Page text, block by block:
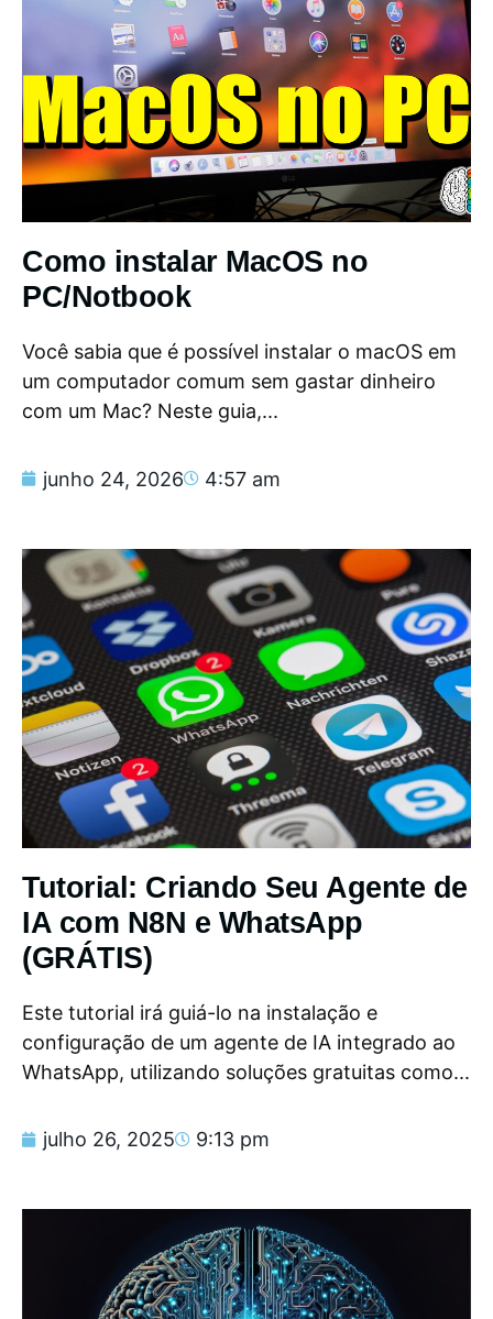
Como instalar MacOS no
PC/Notbook
Você sabia que é possível instalar o macOS em
um computador comum sem gastar dinheiro
com um Mac? Neste guia,...
junho 24, 2026 4:57 am
Tutorial: Criando Seu Agente de
IA com N8N e WhatsApp
(GRÁTIS)
Este tutorial irá guiá-lo na instalação e
configuração de um agente de IA integrado ao
WhatsApp, utilizando soluções gratuitas como...
julho 26, 2025 9:13 pm